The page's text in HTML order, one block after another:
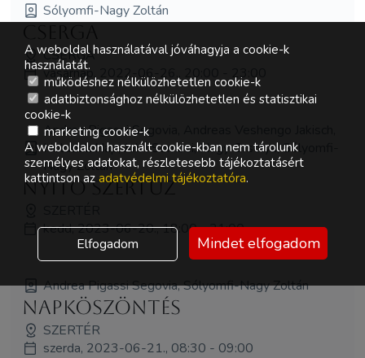
Sólyomfi-Nagy Zoltán
CSERGA
vasárnap, 2022-06-26., 20:00 - 23:00
Andrea Pigassi Segovia, Andreas Veshengo Jakisch,
HolddalaNap, John Somosi, Nagy Orsolya, Sólyomfi-
Nagy Zoltán
Nyitó Szertűz
kedd, 2023-06-20., 18:00 - 21:00
Andrea Pigassi Segovia, Sólyomfi-Nagy Zoltán
Napköszöntés
SZERTÉR
szerda, 2023-06-21., 08:30 - 09:00
A weboldal használatával jóváhagyja a cookie-k
használatát.
működéshez nélkülözhetetlen cookie-k
adatbiztonsághoz nélkülözhetetlen és statisztikai
cookie-k
marketing cookie-k
A weboldalon használt cookie-kban nem tárolunk
személyes adatokat, részletesebb tájékoztatásért
kattintson az adatvédelmi tájékoztatóra.
Elfogadom Mindet elfogadom